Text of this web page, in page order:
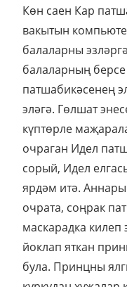
Көн саен Кар
вакытын
балаларны
балаларның
патшабикәсенең
эләгә. Гөлшат
күптөрле
очраган Идел
сорый, Идел
ярдәм итә.
очрата, соңрак
маскарадка килеп
йоклап яткан
була. Принцны